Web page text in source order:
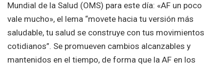
Mundial de la Salud (OMS) para este día: «AF un poco
vale mucho», el lema “movete hacia tu versión más
saludable, tu salud se construye con tus movimientos
cotidianos”. Se promueven cambios alcanzables y
mantenidos en el tiempo, de forma que la AF en los